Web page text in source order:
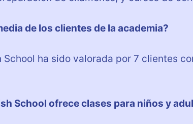
de los clientes de la academia?
School ha sido valorada por 7 clientes
School ofrece clases para niños y